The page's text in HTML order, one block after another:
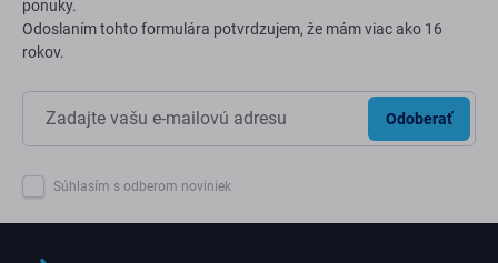
ponuky.
Odoslaním tohto formulára potvrdzujem, že mám viac ako 16
rokov.
Odoberať
Súhlasím s odberom noviniek